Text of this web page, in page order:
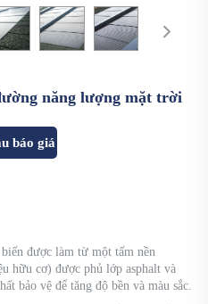
năng lượng mặt trời
báo giá
được làm từ một tấm nền
hữu cơ) được phủ lớp asphalt và
bảo vệ để tăng độ bền và màu sắc.